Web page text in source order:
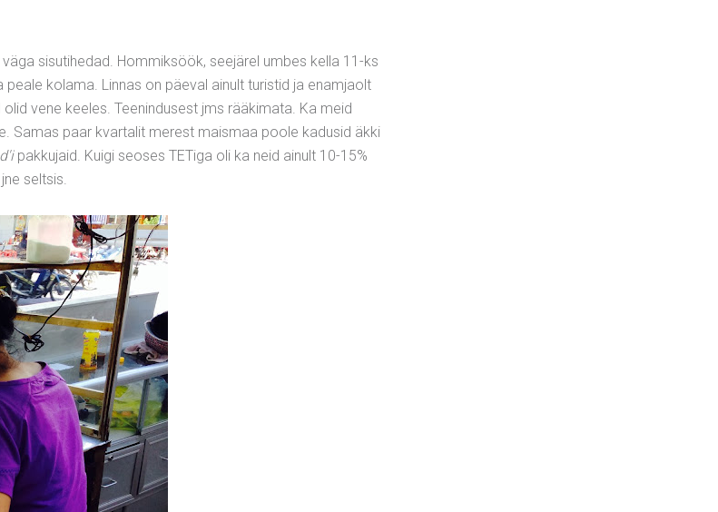
sisutihedad. Hommiksöök, seejärel umbes kella 11-ks
kolama. Linnas on päeval ainult turistid ja enamjaolt
vene keeles. Teenindusest jms rääkimata. Ka meid
Samas paar kvartalit merest maismaa poole kadusid äkki
pakkujaid. Kuigi seoses TETiga oli ka neid ainult 10-15%
seltsis.